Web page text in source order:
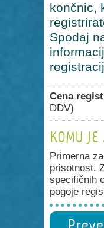
končnic,
Spodaj
Cena
DDV)
KOMU
Primerna
prisotnost.
specifičnih
pogoje